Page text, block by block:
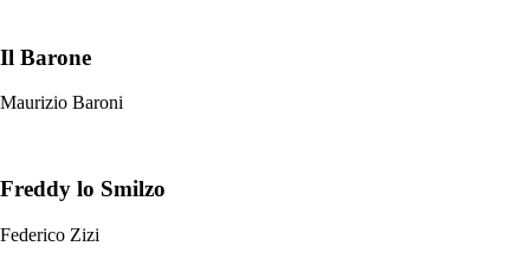
Il Barone
Maurizio Baroni
Freddy lo Smilzo
Federico Zizi